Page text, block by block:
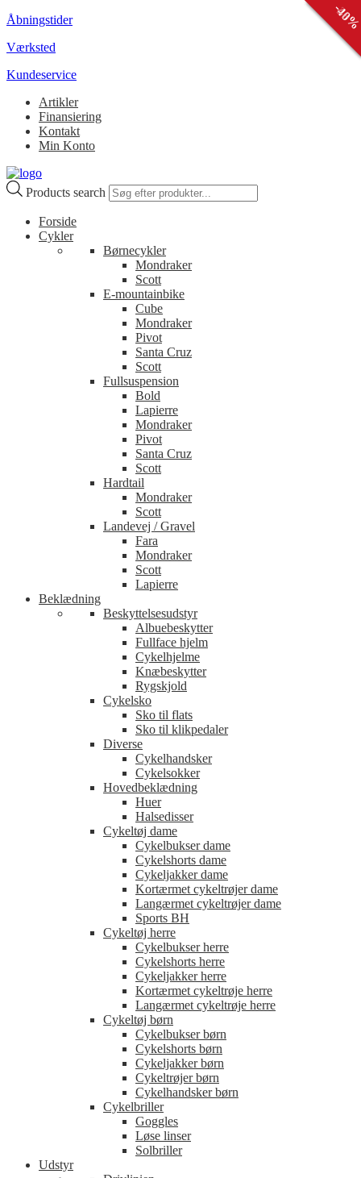
Åbningstider
Værksted
Kundeservice
Artikler
Finansiering
Kontakt
Min Konto
Products search
Forside
Cykler
Børnecykler
Mondraker
Scott
E-mountainbike
Cube
Mondraker
Pivot
Santa Cruz
Scott
Fullsuspension
Bold
Lapierre
Mondraker
Pivot
Santa Cruz
Scott
Hardtail
Mondraker
Scott
Landevej / Gravel
Fara
Mondraker
Scott
Lapierre
Beklædning
Beskyttelsesudstyr
Albuebeskytter
Fullface hjelm
Cykelhjelme
Knæbeskytter
Rygskjold
Cykelsko
Sko til flats
Sko til klikpedaler
Diverse
Cykelhandsker
Cykelsokker
Hovedbeklædning
Huer
Halsedisser
Cykeltøj dame
Cykelbukser dame
Cykelshorts dame
Cykeljakker dame
Kortærmet cykeltrøjer dame
Langærmet cykeltrøjer dame
Sports BH
Cykeltøj herre
Cykelbukser herre
Cykelshorts herre
Cykeljakker herre
Kortærmet cykeltrøje herre
Langærmet cykeltrøje herre
Cykeltøj børn
Cykelbukser børn
Cykelshorts børn
Cykeljakker børn
Cykeltrøjer børn
Cykelhandsker børn
Cykelbriller
Goggles
Løse linser
Solbriller
Udstyr
-
25
-
23
-
40